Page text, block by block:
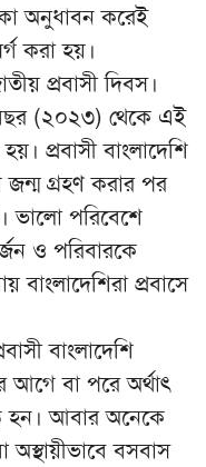
অনুধাবন করেই
করা হয়।
প্রবাসী দিবস।
(২০২৩) থেকে এই
প্রবাসী বাংলাদেশি
জন্ম গ্রহণ করার পর
ভালো পরিবেশে
ও পরিবারকে
বাংলাদেশিরা প্রবাসে
বাংলাদেশি
আগে বা পরে অর্থাৎ
হন। আবার অনেকে
অস্থায়ীভাবে বসবাস